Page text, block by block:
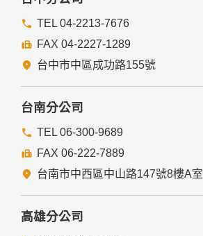
TEL 04-2213-7676
FAX 04-2227-1289
台中市中區成功路155號
台南分公司
TEL 06-300-9689
FAX 06-222-7889
台南市中西區中山路147號8樓A室
高雄分公司